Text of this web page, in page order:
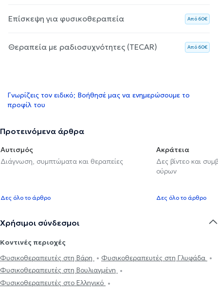
Επίσκεψη για φυσικοθεραπεία Aπό 60€
Θεραπεία με ραδιοσυχνότητες (TECAR) Aπό 60€
Γνωρίζεις τον ειδικό; Βοήθησέ μας να ενημερώσουμε το
προφίλ του
Προτεινόμενα άρθρα
Αυτισμός
Διάγνωση, συμπτώματα και θεραπείες
Δες όλο το άρθρο
Ακράτεια
Δες βίντεο και
ούρων
Δες όλο το άρθρο
Χρήσιμοι σύνδεσμοι
Κοντινές περιοχές
Φυσικοθεραπευτές στη Βάρη
Φυσικοθεραπευτές στη Γλυφάδα
Φυσικοθεραπευτές στη Βουλιαγμένη
Φυσικοθεραπευτές στο Ελληνικό